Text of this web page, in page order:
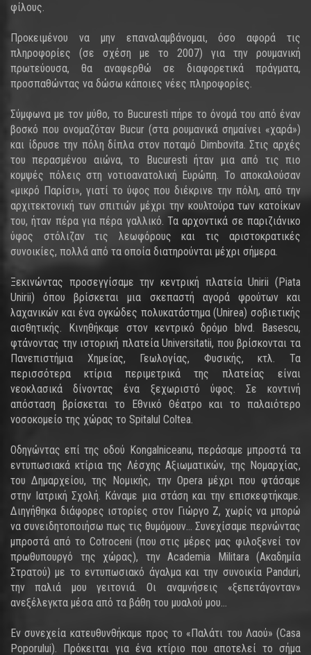
φίλους.
Προκειμένου να μην επαναλαμβάνομαι, όσο αφορά τις
πληροφορίες (σε σχέση με το 2007) για την ρουμανική
πρωτεύουσα, θα αναφερθώ σε διαφορετικά πράγματα,
προσπαθώντας να δώσω κάποιες νέες πληροφορίες.
Σύμφωνα με τον μύθο, το Bucuresti πήρε το όνομά του από έναν
βοσκό που ονομαζόταν Bucur (στα ρουμανικά σημαίνει «χαρά»)
και ίδρυσε την πόλη δίπλα στον ποταμό Dimbovita. Στις αρχές
του περασμένου αιώνα, το Bucuresti ήταν μια από τις πιο
κομψές πόλεις στη νοτιοανατολική Ευρώπη. Το αποκαλούσαν
«μικρό Παρίσι», γιατί το ύφος που διέκρινε την πόλη, από την
αρχιτεκτονική των σπιτιών μέχρι την κουλτούρα των κατοίκων
του, ήταν πέρα για πέρα γαλλικό. Τα αρχοντικά σε παριζιάνικο
ύφος στόλιζαν τις λεωφόρους και τις αριστοκρατικές
συνοικίες, πολλά από τα οποία διατηρούνται μέχρι σήμερα.
Ξεκινώντας προσεγγίσαμε την κεντρική πλατεία Unirii (Piata
Unirii) όπου βρίσκεται μια σκεπαστή αγορά φρούτων και
λαχανικών και ένα ογκώδες πολυκατάστημα (Unirea) σοβιετικής
αισθητικής. Κινηθήκαμε στον κεντρικό δρόμο blvd. Basescu,
φτάνοντας την ιστορική πλατεία Universitatii, που βρίσκονται τα
Πανεπιστήμια Χημείας, Γεωλογίας, Φυσικής, κτλ. Τα
περισσότερα κτίρια περιμετρικά της πλατείας είναι
νεοκλασικά δίνοντας ένα ξεχωριστό ύφος. Σε κοντινή
απόσταση βρίσκεται το Εθνικό Θέατρο και το παλαιότερο
νοσοκομείο της χώρας το Spitalul Coltea.
Οδηγώντας επί της οδού Kongalniceanu, περάσαμε μπροστά τα
εντυπωσιακά κτίρια της Λέσχης Αξιωματικών, της Νομαρχίας,
του Δημαρχείου, της Νομικής, την Opera μέχρι που φτάσαμε
στην Ιατρική Σχολή. Κάναμε μια στάση και την επισκεφτήκαμε.
Διηγήθηκα διάφορες ιστορίες στον Γιώργο Z, χωρίς να μπορώ
να συνειδητοποιήσω πως τις θυμόμουν… Συνεχίσαμε περνώντας
μπροστά από το Cotroceni (που στις μέρες μας φιλοξενεί τον
πρωθυπουργό της χώρας), την Academia Militara (Ακαδημία
Στρατού) με το εντυπωσιακό άγαλμα και την συνοικία Panduri,
την παλιά μου γειτονιά. Οι αναμνήσεις «ξεπετάγονταν»
ανεξέλεγκτα μέσα από τα βάθη του μυαλού μου…
Εν συνεχεία κατευθυνθήκαμε προς το «Παλάτι του Λαού» (Casa
Poporului). Πρόκειται για ένα κτίριο που αποτελεί το σήμα